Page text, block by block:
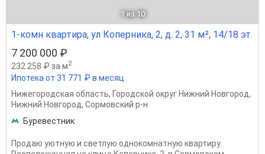
1 из 10
1-комн квартира, ул Коперника, 2, д. 2, 31 м², 14/18 эт.
7 200 000 ₽
232 258 ₽ за м2
Ипотека от 31 771 ₽ в месяц
Нижегородская область, Городской округ Нижний Новгород,
Нижний Новгород, Сормовский р-н
Буревестник
Продаю уютную и светлую однокомнатную квартиру.